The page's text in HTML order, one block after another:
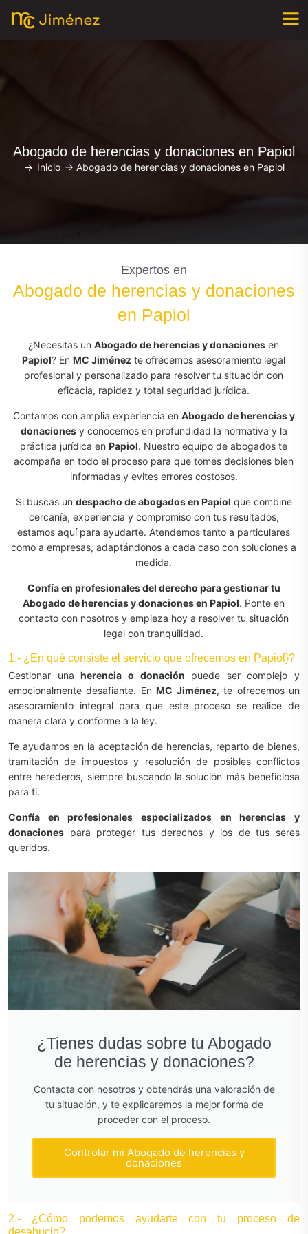
Abogado de herencias y donaciones en Papiol
-> Inicio -> Abogado de herencias y donaciones en Papiol
Expertos en
Abogado de herencias y donaciones
en Papiol
¿Necesitas unAbogado de herencias y donaciones en
Papiol? EnMC Jiménez te ofrecemos asesoramiento legal
profesional y personalizado para resolver tu situación con
eficacia, rapidez y total seguridad jurídica.
Contamos con amplia experiencia en Abogado de herencias y
donacionesy conocemos en profundidad la normativa y la
práctica jurídica enPapiol. Nuestro equipo de abogados te
acompaña en todo el proceso para que tomes decisiones bien
informadas y evites errores costosos.
Si buscas un despacho de abogados en Papiol que combine
cercanía, experiencia y compromiso con tus resultados,
estamos aquí para ayudarte. Atendemos tanto a particulares
como a empresas, adaptándonos a cada caso con soluciones a
medida.
Confía en profesionales del derecho para gestionar tu
Abogado de herencias y donaciones en Papiol. Ponte en
contacto con nosotros y empieza hoy a resolver tu situación
legal con tranquilidad.
1.- ¿En qué consiste el servicio que ofrecemos en Papiol}?
Gestionar unaherencia o donación puede ser complejo y
emocionalmente desafiante. EnMC Jiménez, te ofrecemos un
asesoramiento integral para que este proceso se realice de
manera clara y conforme a la ley.
Te ayudamos en la aceptación de herencias, reparto de bienes,
tramitación de impuestos y resolución de posibles conflictos
entre herederos, siempre buscando la solución más beneficiosa
para ti.
Confía en profesionales especializados en herencias y
donaciones para proteger tus derechos y los de tus seres
queridos.
¿Tienes dudas sobre tu Abogado
de herencias y donaciones?
Contacta con nosotros y obtendrás una valoración de
tu situación, y te explicaremos la mejor forma de
proceder con el proceso.
Controlar mi Abogado de herencias y
donaciones
2.- ¿Cómo podemos ayudarte con tu proceso de
desahucio?